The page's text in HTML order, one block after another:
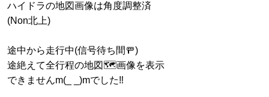
ハイドラの地図画像は角度調整済
(Non北上)
途中から走行中(信号待ち間🚥)
途絶えて全行程の地図🗺画像を表示
できませんm(_ _)mでした‼️